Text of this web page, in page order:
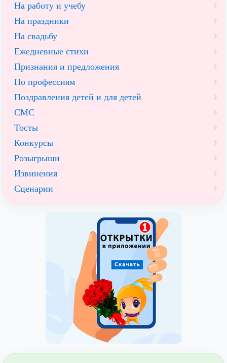
На работу и учебу
На праздники
На свадьбу
Ежедневные стихи
Признания и предложения
По профессиям
Поздравления детей и для детей
СМС
Тосты
Конкурсы
Розыгрыши
Извинения
Сценарии